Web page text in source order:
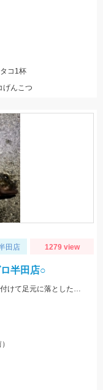
コ1杯
げんこつ
田店 1279 view
半田店○
Tulino 『ちょこ釣り仕掛けセット』に石ゴカイを付けて足元に落としたらヒット！